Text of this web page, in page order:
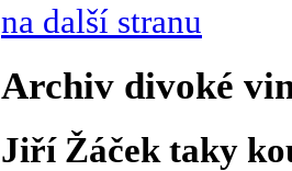
na další stranu
Archiv divoké
Jiří Žáček taky